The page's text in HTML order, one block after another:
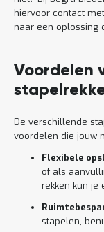
hiervoor contact
naar een oplossing
Voordelen
De verschillende
voordelen die jouw
Flexibele
of als
rekken kun je
stapelen,